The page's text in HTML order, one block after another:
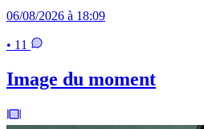
06/08/2026 à 18:09
• 11
Image du moment